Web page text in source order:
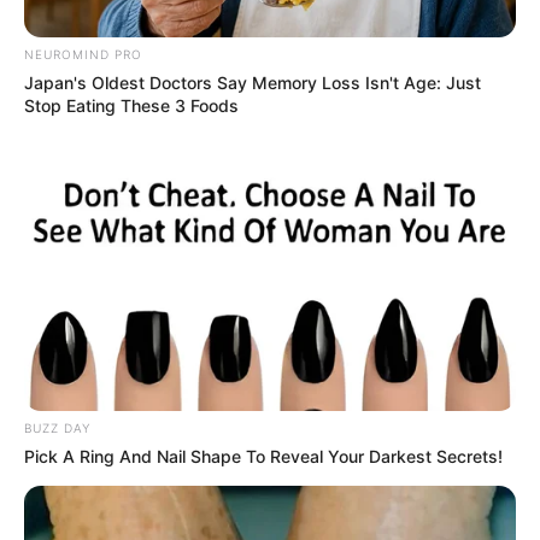
Secretaria de salud de Istmina, Chocó
Mujer en embarazo pide ayuda en Chocó
Agosto 14, 2024
UNIRSE AL CANAL DE WHATSAPP
NEUROMIND PRO
Japan's Oldest Doctors Say Memory Loss Isn't Age: Just
Stop Eating These 3 Foods
BUZZ DAY
Pick A Ring And Nail Shape To Reveal Your Darkest Secrets!